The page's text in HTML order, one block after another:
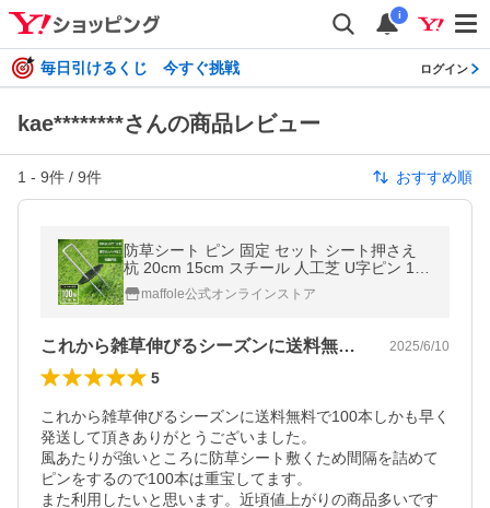
i
毎日引けるくじ 今すぐ挑戦 ログイン
kae********さんの商品レビュー
1 - 9件 / 9件 おすすめ順
防草シート ピン 固定 セット シート押さえ
杭 20cm 15cm スチール 人工芝 U字ピン 100
本 除草シート コ型 u 丈夫 おさえピン 黒丸
maffole公式オンラインストア
これから雑草伸びるシーズンに送料無料で… 2025/6/10
5
これから雑草伸びるシーズンに送料無料で100本しかも早く
発送して頂きありがとうございました。
風あたりが強いところに防草シート敷くため間隔を詰めて
ピンをするので100本は重宝してます。
また利用したいと思います。近頃値上がりの商品多いです